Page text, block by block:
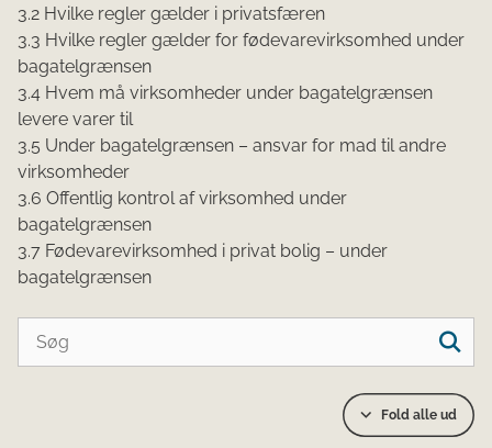
3.2 Hvilke regler gælder i privatsfæren
3.3 Hvilke regler gælder for fødevarevirksomhed under
bagatelgrænsen
3.4 Hvem må virksomheder under bagatelgrænsen
levere varer til
3.5 Under bagatelgrænsen – ansvar for mad til andre
virksomheder
3.6 Offentlig kontrol af virksomhed under
bagatelgrænsen
3.7 Fødevarevirksomhed i privat bolig – under
bagatelgrænsen
Fold alle ud